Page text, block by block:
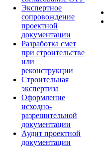
Экспертное
сопровождение
проектной
документации
Разработка смет
при строительстве
или
реконструкции
Строительная
экспертиза
Оформление
исходно-
разрешительной
документации
Аудит проектной
документации